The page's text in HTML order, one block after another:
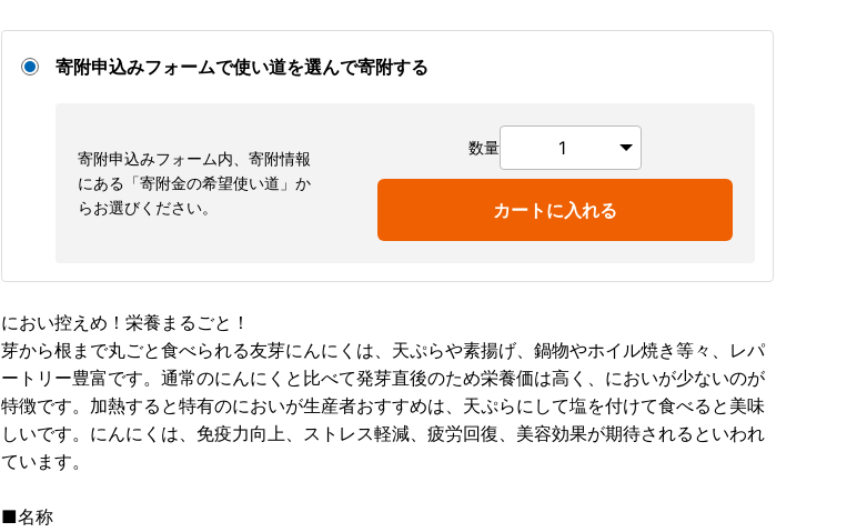
寄附申込みフォームで使い道を選んで寄附する
寄附申込みフォーム内、寄附情報
にある「寄附金の希望使い道」か
らお選びください。
数量
カートに入れる
におい控えめ！栄養まるごと！
芽から根まで丸ごと食べられる友芽にんにくは、天ぷらや素揚げ、鍋物やホイル焼き等々、レパ
ートリー豊富です。通常のにんにくと比べて発芽直後のため栄養価は高く、においが少ないのが
特徴です。加熱すると特有のにおいが生産者おすすめは、天ぷらにして塩を付けて食べると美味
しいです。にんにくは、免疫力向上、ストレス軽減、疲労回復、美容効果が期待されるといわれ
ています。
■名称